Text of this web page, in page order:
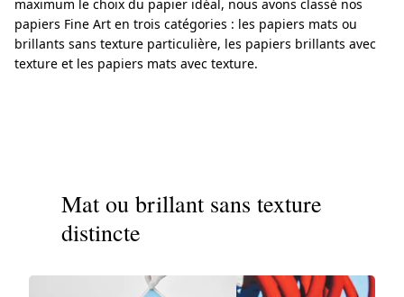
maximum le choix du papier idéal, nous avons classé nos
papiers Fine Art en trois catégories : les papiers mats ou
brillants sans texture particulière, les papiers brillants avec
texture et les papiers mats avec texture.
Mat ou brillant sans texture
distincte